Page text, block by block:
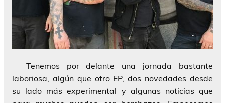
Tenemos por delante una jornada bastante
laboriosa, algún que otro EP, dos novedades desde
su lado más experimental y algunas noticias que